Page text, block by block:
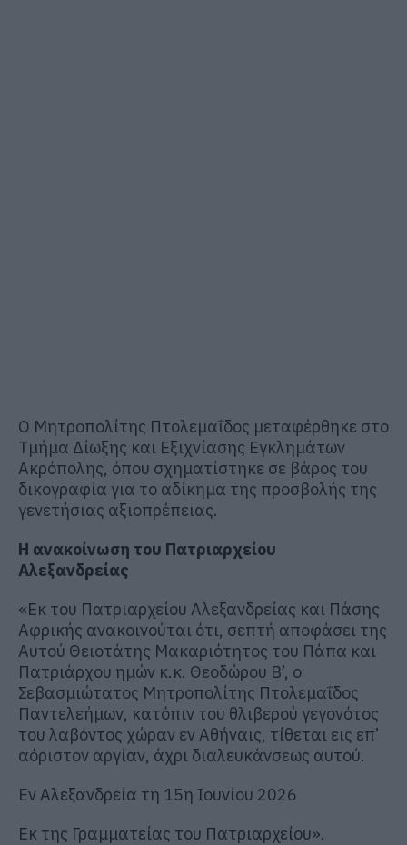
Ο Μητροπολίτης Πτολεμαΐδος μεταφέρθηκε στο
Τμήμα Δίωξης και Εξιχνίασης Εγκλημάτων
Ακρόπολης, όπου σχηματίστηκε σε βάρος του
δικογραφία για το αδίκημα της προσβολής της
γενετήσιας αξιοπρέπειας.
Η ανακοίνωση του Πατριαρχείου
Αλεξανδρείας
«Εκ του Πατριαρχείου Αλεξανδρείας και Πάσης
Αφρικής ανακοινούται ότι, σεπτή αποφάσει της
Αυτού Θειοτάτης Μακαριότητος του Πάπα και
Πατριάρχου ημών κ.κ. Θεοδώρου Β’, ο
Σεβασμιώτατος Μητροπολίτης Πτολεμαΐδος
Παντελεήμων, κατόπιν του θλιβερού γεγονότος
του λαβόντος χώραν εν Αθήναις, τίθεται εις επ’
αόριστον αργίαν, άχρι διαλευκάνσεως αυτού.
Εν Αλεξανδρεία τη 15η Ιουνίου 2026
Εκ της Γραμματείας του Πατριαρχείου».